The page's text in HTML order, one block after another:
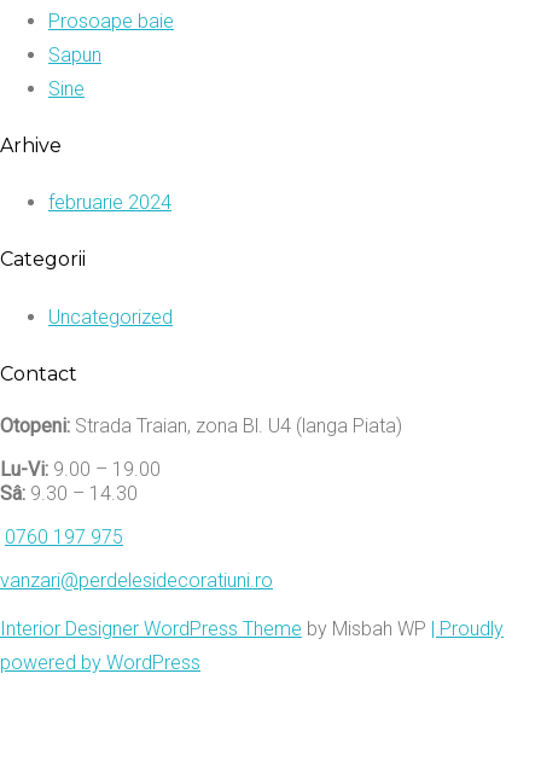
Prosoape baie
Sapun
Sine
Arhive
februarie 2024
Categorii
Uncategorized
Contact
Otopeni: Strada Traian, zona Bl. U4 (langa Piata)
Lu-Vi: 9.00 – 19.00
Sâ: 9.30 – 14.30
0760 197 975
vanzari@perdelesidecoratiuni.ro
Interior Designer WordPress Theme by Misbah WP
| Proudly
powered by WordPress